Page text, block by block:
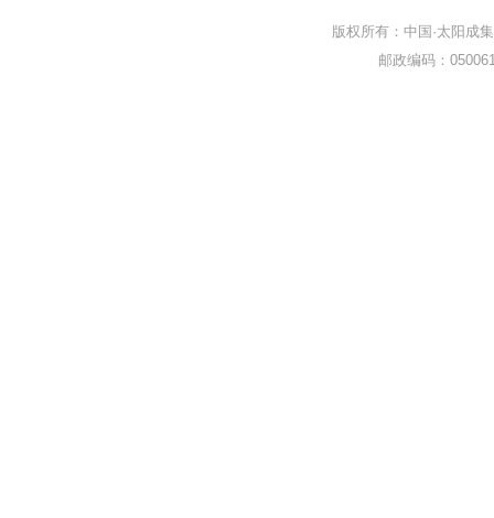
版权所有：中国·太阳成
邮政编码：